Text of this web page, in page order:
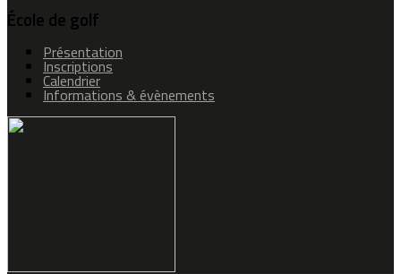
École de golf
Présentation
Inscriptions
Calendrier
Informations & évènements